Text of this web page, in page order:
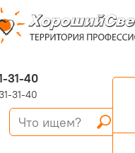
31-40
31-40